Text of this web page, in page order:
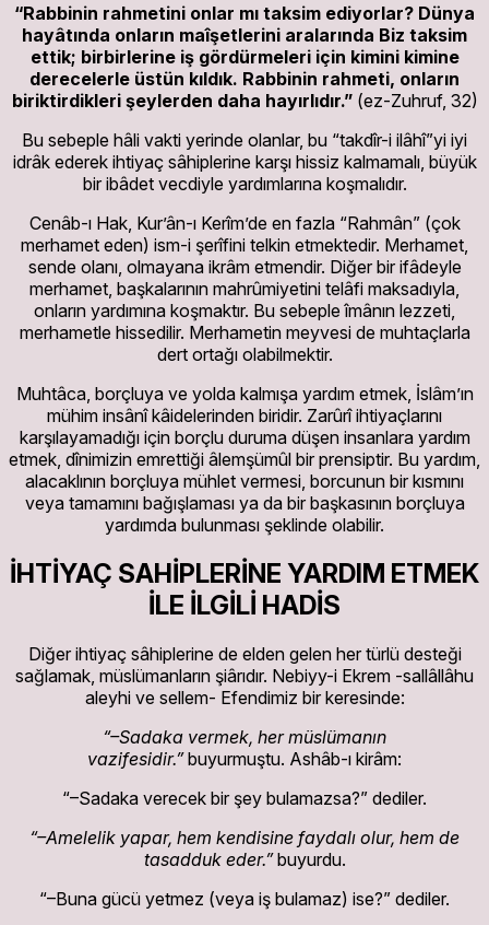
“Rabbinin rahmetini onlar mı taksim ediyorlar? Dünya
hayâtında onların maîşetlerini aralarında Biz taksim
ettik; birbirlerine iş gördürmeleri için kimini kimine
derecelerle üstün kıldık. Rabbinin rahmeti, onların
biriktirdikleri şeylerden daha hayırlıdır.”(ez-Zuhruf, 32)
Bu sebeple hâli vakti yerinde olanlar, bu “takdîr-i ilâhî”yi iyi
idrâk ederek ihtiyaç sâhiplerine karşı hissiz kalmamalı, büyük
bir ibâdet vecdiyle yardımlarına koşmalıdır.
Cenâb-ı Hak, Kur’ân-ı Kerîm’de en fazla “Rahmân” (çok
merhamet eden) ism-i şerîfini telkin etmektedir. Merhamet,
sende olanı, olmayana ikrâm etmendir. Diğer bir ifâdeyle
merhamet, başkalarının mahrûmiyetini telâfi maksadıyla,
onların yardımına koşmaktır. Bu sebeple îmânın lezzeti,
merhametle hissedilir. Merhametin meyvesi de muhtaçlarla
dert ortağı olabilmektir.
Muhtâca, borçluya ve yolda kalmışa yardım etmek, İslâm’ın
mühim insânî kâidelerinden biridir. Zarûrî ihtiyaçlarını
karşılayamadığı için borçlu duruma düşen insanlara yardım
etmek, dînimizin emrettiği âlemşümûl bir prensiptir. Bu yardım,
alacaklının borçluya mühlet vermesi, borcunun bir kısmını
veya tamamını bağışlaması ya da bir başkasının borçluya
yardımda bulunması şeklinde olabilir.
İHTİYAÇ SAHİPLERİNE YARDIM ETMEK
İLE İLGİLİ HADİS
Diğer ihtiyaç sâhiplerine de elden gelen her türlü desteği
sağlamak, müslümanların şiârıdır. Nebiyy-i Ekrem -sallâllâhu
aleyhi ve sellem- Efendimiz bir keresinde:
“–Sadaka vermek, her müslümanın
vazifesidir.”buyurmuştu. Ashâb-ı kirâm:
“–Sadaka verecek bir şey bulamazsa?” dediler.
“–Amelelik yapar, hem kendisine faydalı olur, hem de
tasadduk eder.”buyurdu.
“–Buna gücü yetmez (veya iş bulamaz) ise?” dediler.